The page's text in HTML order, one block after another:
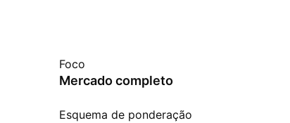
Foco
Mercado completo
Esquema de ponderação